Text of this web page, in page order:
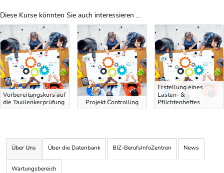
Diese Kurse könnten Sie auch interessieren ...
Uber Weiterbildungsvorschläge
Vorbereitungskurs auf
die Taxilenkerprüfung
Projekt Controlling
Erstellung eines
Lasten- &
Pflichtenheftes
Über Uns Über die Datenbank BIZ-BerufsInfoZentren News
Wartungsbereich